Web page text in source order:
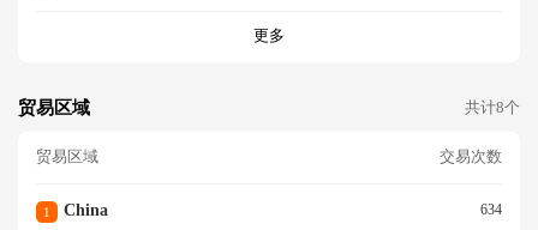
更多
贸易区域 共计8个
贸易区域 交易次数
1 China 634